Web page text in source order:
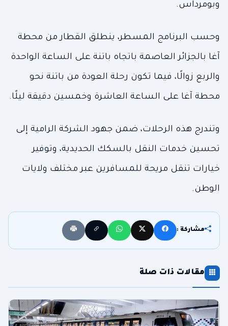
وبومرداس.
وحسب البرنامج المسطر، ينطلق القطار من محطة
آغا بالجزائر العاصمة باتجاه باتنة على الساعة الواحدة
والربع زوالًا، فيما تكون رحلة العودة من باتنة نحو
محطة آغا على الساعة العاشرة وخمسين دقيقة ليلًا.
وتندرج هذه الرحلات، ضمن جهود الشركة الرامية إلى
تحسين خدمات النقل بالسكك الحديدية، وتوفير
خيارات تنقل مريحة للمسافرين عبر مختلف ولايات
الوطن.
مشاركة :
مقالات ذات صلة